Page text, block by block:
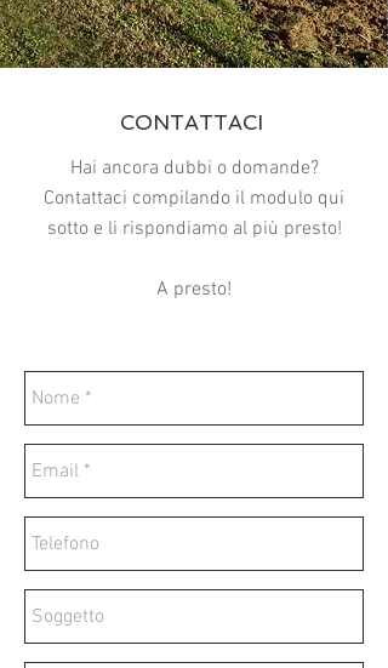
CONTATTACI
Hai ancora dubbi o domande?
Contattaci compilando il modulo qui
sotto e li rispondiamo al più presto!
A presto!